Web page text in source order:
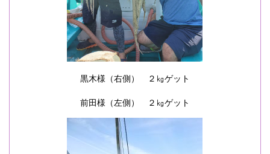
黒木様（右側） ２㎏ゲット
前田様（左側） ２㎏ゲット